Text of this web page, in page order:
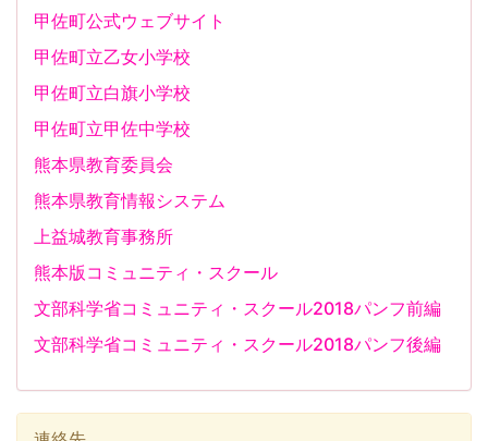
甲佐町公式ウェブサイト
甲佐町立乙女小学校
甲佐町立白旗小学校
甲佐町立甲佐中学校
熊本県教育委員会
熊本県教育情報システム
上益城教育事務所
熊本版コミュニティ・スクール
文部科学省コミュニティ・スクール2018パンフ前編
文部科学省コミュニティ・スクール2018パンフ後編